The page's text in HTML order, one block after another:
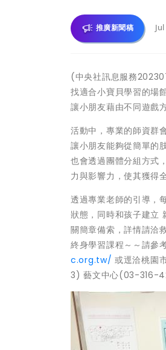
推廣新聞稿
(中央社訊息服務
找適合小寶貝學習的場
讓小朋友藉由不同遊戲
活動中，專業的師資群
讓小朋友能夠從簡單的
也會透過團體分組方式
力與影響力，使其獲得
透過專業老師的引導，
狀態，同時和孩子建立
關簡章備索，詳情請
終身學習課程～～請參
c.org.tw/ 或逕洽桃園
3) 藝文中心(03-316-